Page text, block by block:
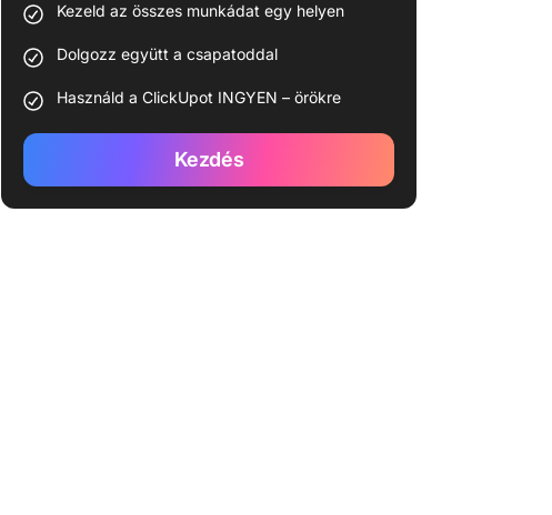
Kezeld az összes munkádat egy helyen
Dolgozz együtt a csapatoddal
Használd a ClickUpot INGYEN – örökre
Kezdés